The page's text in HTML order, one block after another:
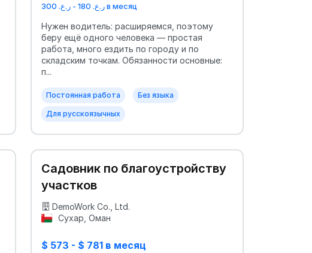
ر.ع. 180 - ر.ع. 300 в месяц
Нужен водитель: расширяемся, поэтому
беру ещё одного человека — простая
работа, много ездить по городу и по
складским точкам. Обязанности основные:
п...
Постоянная работа Без языка
Для русскоязычных
Садовник по благоустройству
участков
DemoWork Co., Ltd.
Сухар, Оман
$ 573 - $ 781 в месяц